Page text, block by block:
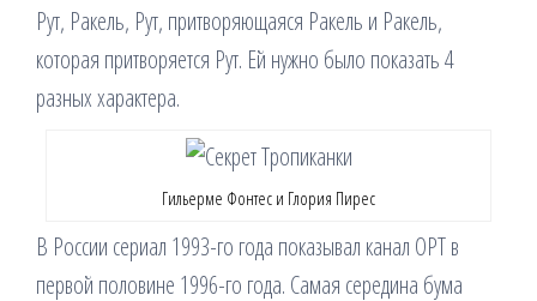
Рут, Ракель, Рут, притворяющаяся Ракель и Ракель,
которая притворяется Рут. Ей нужно было показать 4
разных характера.
Гильерме Фонтес и Глория Пирес
В России сериал 1993-го года показывал канал ОРТ в
первой половине 1996-го года. Самая середина бума